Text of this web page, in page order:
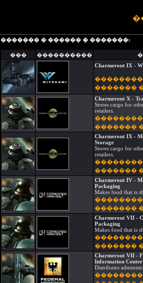
������� � ������ � �������:
��� ����������
Charmerout IX -
�������
Charmerout X -
Stores cargo for
retailers.
�������
Charmerout IX -
Storage
Stores cargo for
retailers.
�������
Charmerout IV -
Packaging
Makes food that is
�������
Charmerout VII -
Packaging
Makes food that is
�������
Charmerout VII -
Information Center
Distributes